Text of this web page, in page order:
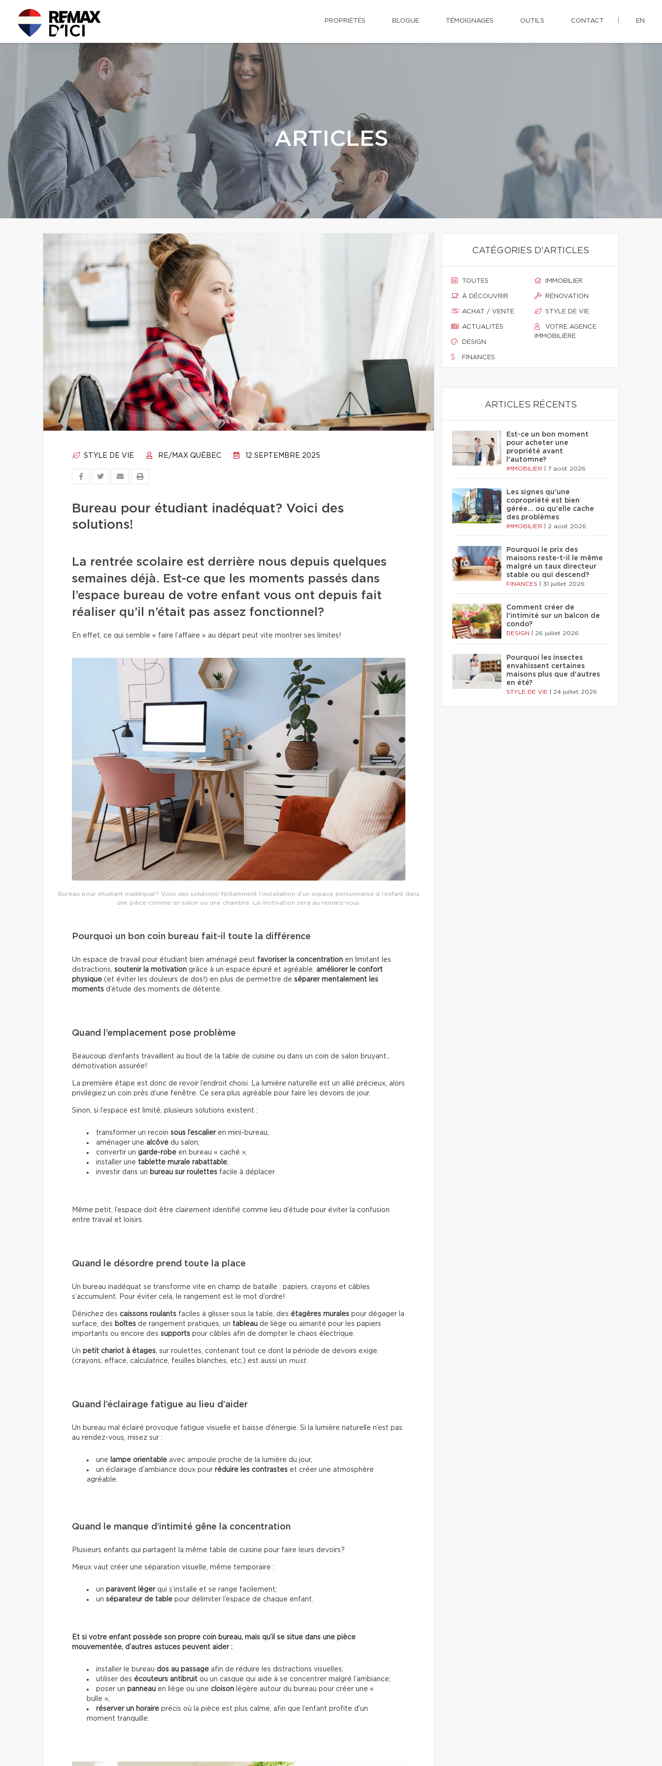
PROPRIÉTÉS BLOGUE TÉMOIGNAGES OUTILS CONTACT EN
ARTICLES
STYLE DE VIE RE/MAX QUÉBEC 12 SEPTEMBRE 2025
Bureau pour étudiant inadéquat? Voici des
solutions!
La rentrée scolaire est derrière nous depuis quelques
semaines déjà. Est-ce que les moments passés dans
l’espace bureau de votre enfant vous ont depuis fait
réaliser qu’il n’était pas assez fonctionnel?
En effet, ce qui semble « faire l’affaire » au départ peut vite montrer ses limites!
Bureau pour étudiant inadéquat? Voici des solutions! Notamment l’installation d’un espace personnalisé à l’enfant dans
une pièce comme un salon ou une chambre. La motivation sera au rendez-vous.
Pourquoi un bon coin bureau fait-il toute la différence
Un espace de travail pour étudiant bien aménagé peut favoriser la concentration en limitant les
distractions, soutenir la motivation grâce à un espace épuré et agréable, améliorer le confort
physique (et éviter les douleurs de dos!) en plus de permettre de séparer mentalement les
moments d’étude des moments de détente.
Quand l’emplacement pose problème
Beaucoup d’enfants travaillent au bout de la table de cuisine ou dans un coin de salon bruyant…
démotivation assurée!
La première étape est donc de revoir l’endroit choisi. La lumière naturelle est un allié précieux, alors
privilégiez un coin près d’une fenêtre. Ce sera plus agréable pour faire les devoirs de jour.
Sinon, si l’espace est limité, plusieurs solutions existent :
transformer un recoin sous l’escalieren mini-bureau;
aménager une alcôve du salon;
convertir un garde-robe en bureau « caché »;
installer une tablette murale rabattable;
investir dans un bureau sur roulettes facile à déplacer.
Même petit, l’espace doit être clairement identifié comme lieu d’étude pour éviter la confusion
entre travail et loisirs.
Quand le désordre prend toute la place
Un bureau inadéquat se transforme vite en champ de bataille : papiers, crayons et câbles
s’accumulent. Pour éviter cela, le rangement est le mot d’ordre!
Dénichez des caissons roulants faciles à glisser sous la table, des étagères murales pour dégager la
surface, des boîtes de rangement pratiques, un tableau de liège ou aimanté pour les papiers
importants ou encore des supports pour câbles afin de dompter le chaos électrique.
Un petit chariot à étages , sur roulettes, contenant tout ce dont la période de devoirs exige
(crayons, efface, calculatrice, feuilles blanches, etc.) est aussi un must.
Quand l’éclairage fatigue au lieu d’aider
Un bureau mal éclairé provoque fatigue visuelle et baisse d’énergie. Si la lumière naturelle n’est pas
au rendez-vous, misez sur :
une lampe orientable avec ampoule proche de la lumière du jour,
un éclairage d’ambiance doux pour réduire les contrastes et créer une atmosphère
agréable.
Quand le manque d’intimité gêne la concentration
Plusieurs enfants qui partagent la même table de cuisine pour faire leurs devoirs?
Mieux vaut créer une séparation visuelle, même temporaire :
un paravent légerqui s’installe et se range facilement;
un séparateur de table pour délimiter l’espace de chaque enfant.
Et si votre enfant possède son propre coin bureau, mais qu’il se situe dans une pièce
mouvementée, d’autres astuces peuvent aider :
installer le bureau dos au passage afin de réduire les distractions visuelles;
utiliser des écouteurs antibruit ou un casque qui aide à se concentrer malgré l’ambiance;
poser un panneau en liège ou une cloison légère autour du bureau pour créer une «
bulle »;
réserver un horaire précis où la pièce est plus calme, afin que l’enfant profite d’un
moment tranquille.
CATÉGORIES D'ARTICLES
TOUTES
À DÉCOUVRIR
ACHAT / VENTE
ACTUALITÉS
DESIGN
FINANCES
IMMOBILIER
RÉNOVATION
STYLE DE VIE
IMMOBILIÈRE
ARTICLES RÉCENTS
Est-ce un bon moment
pour acheter une
propriété avant
l'automne?
IMMOBILIER 7 août 2026
Les signes qu'une
copropriété est bien
gérée… ou qu'elle cache
des problèmes
IMMOBILIER 2 août 2026
Pourquoi le prix des
maisons reste-t-il le même
malgré un taux directeur
stable ou qui descend?
FINANCES 31 juillet 2026
Comment créer de
l'intimité sur un balcon de
condo?
DESIGN 26 juillet 2026
Pourquoi les insectes
envahissent certaines
maisons plus que d'autres
en été?
STYLE DE VIE 24 juillet 2026